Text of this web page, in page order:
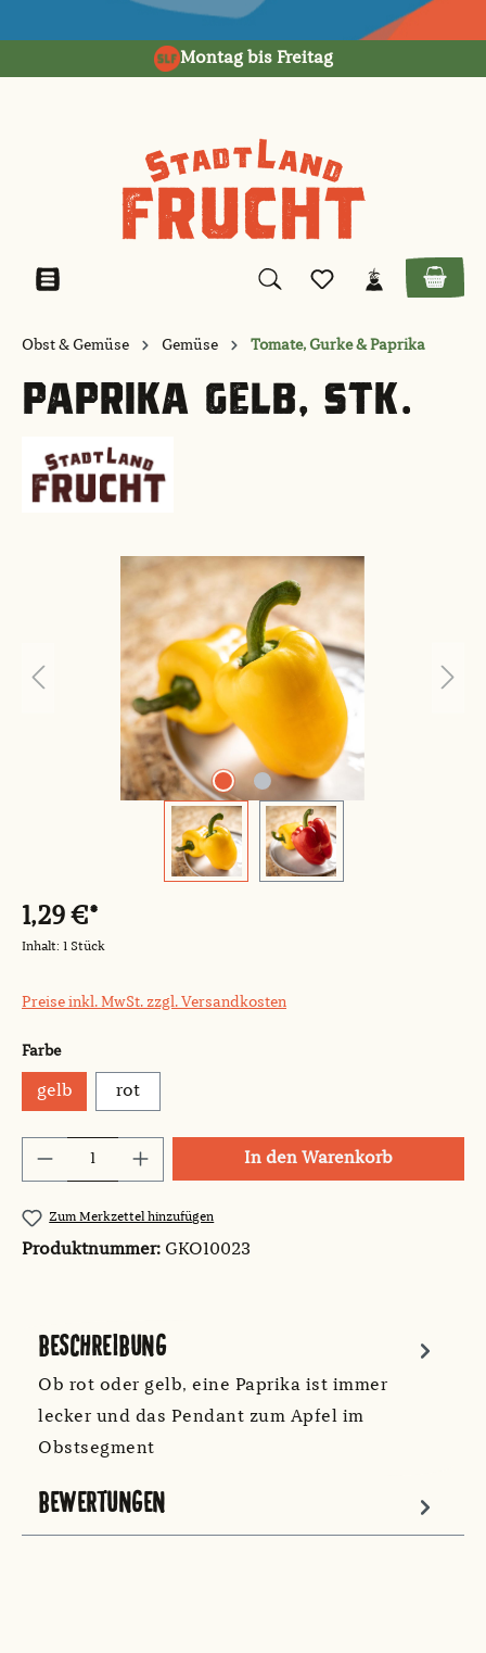
Montag bis Freitag
Obst & Gemüse Gemüse Tomate, Gurke & Paprika
PAPRIKA GELB, STK.
Bildergalerie überspringen
1,29 €*
Inhalt: 1 Stück
Preise inkl. MwSt. zzgl. Versandkosten
Farbeauswählen
gelb rot
Produkt Anzahl: Gib den gewünschten
In den Warenkorb
Zum Merkzettel hinzufügen
Produktnummer: GKO10023
BESCHREIBUNG
Ob rot oder gelb, eine Paprika ist immer
lecker und das Pendant zum Apfel im
Obstsegment
BEWERTUNGEN